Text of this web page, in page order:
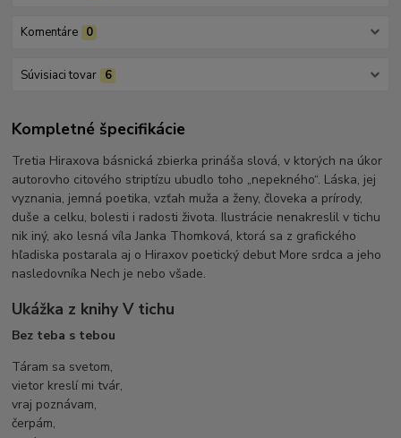
Komentáre 0
Súvisiaci tovar 6
Kompletné špecifikácie
Tretia Hiraxova básnická zbierka prináša slová, v ktorých na úkor
autorovho citového striptízu ubudlo toho „nepekného“. Láska, jej
vyznania, jemná poetika, vzťah muža a ženy, človeka a prírody,
duše a celku, bolesti i radosti života. Ilustrácie nenakreslil v tichu
nik iný, ako lesná víla Janka Thomková, ktorá sa z grafického
hľadiska postarala aj o Hiraxov poetický debut More srdca a jeho
nasledovníka Nech je nebo všade.
Ukážka z knihy V tichu
Bez teba s tebou
Táram sa svetom,
vietor kreslí mi tvár,
vraj poznávam,
čerpám,